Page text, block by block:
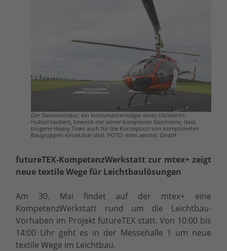
Der Demonstrator, ein Instrumententräger eines Ultraleicht-
Hubschraubers, beweist mit seiner komplexen Geometrie, dass
biogene Heavy Tows auch für die Konzeption von komplizierten
Baugruppen einsetzbar sind. FOTO: edm aerotec GmbH
futureTEX-KompetenzWerkstatt zur mtex+ zeigt
neue textile Wege für Leichtbaulösungen
Am 30. Mai findet auf der mtex+ eine
KompetenzWerkstatt rund um die Leichtbau-
Vorhaben im Projekt futureTEX statt. Von 10:00 bis
14:00 Uhr geht es in der Messehalle 1 um neue
textile Wege im Leichtbau.